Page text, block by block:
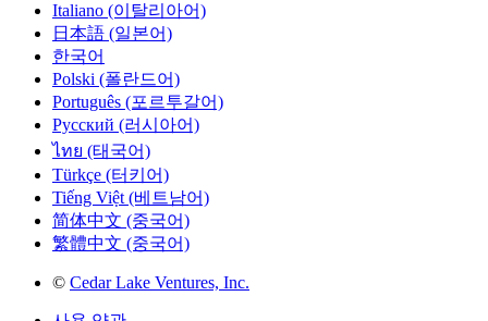
Italiano (이탈리아어)
日本語 (일본어)
한국어
Polski (폴란드어)
Português (포르투갈어)
Русский (러시아어)
ไทย (태국어)
Türkçe (터키어)
Tiếng Việt (베트남어)
简体中文 (중국어)
繁體中文 (중국어)
© Cedar Lake Ventures, Inc.